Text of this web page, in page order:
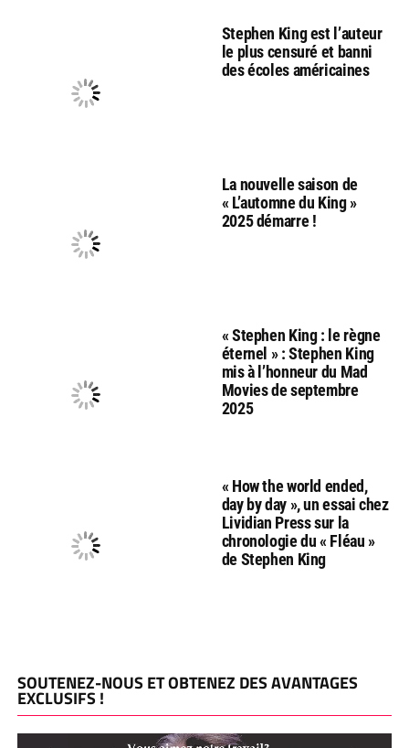
Stephen King est l’auteur
le plus censuré et banni
des écoles américaines
La nouvelle saison de
« L’automne du King »
2025 démarre !
« Stephen King : le règne
éternel » : Stephen King
mis à l’honneur du Mad
Movies de septembre
2025
« How the world ended,
day by day », un essai chez
Lividian Press sur la
chronologie du « Fléau »
de Stephen King
SOUTENEZ-NOUS ET OBTENEZ DES AVANTAGES
EXCLUSIFS !